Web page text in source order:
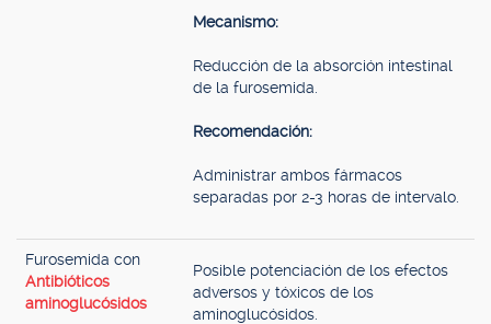
Mecanismo:
Reducción de la absorción intestinal
de la furosemida.
Recomendación:
Administrar ambos fármacos
separadas por 2-3 horas de intervalo.
Furosemida con
Antibióticos
aminoglucósidos
Posible potenciación de los efectos
adversos y tóxicos de los
aminoglucósidos.